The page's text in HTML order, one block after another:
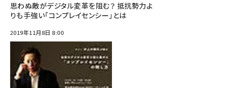
思わぬ敵がデジタル変革を阻む？ 抵抗勢力よ
りも手強い「コンプレイセンシー」とは
2019年11月8日 8:00